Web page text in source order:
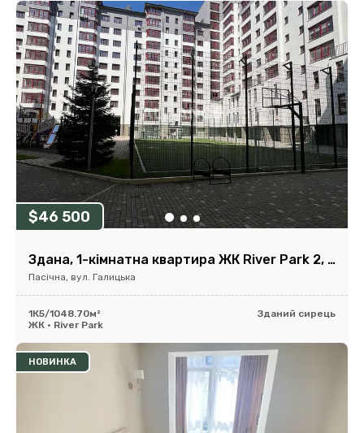
$46 500
Здана, 1-кімнатна квартира ЖК River Park 2, 48,7м2
Пасічна, вул. Галицька
1К5/1048.70м²
Зданий сирець
ЖК • River Park
НОВИНКА